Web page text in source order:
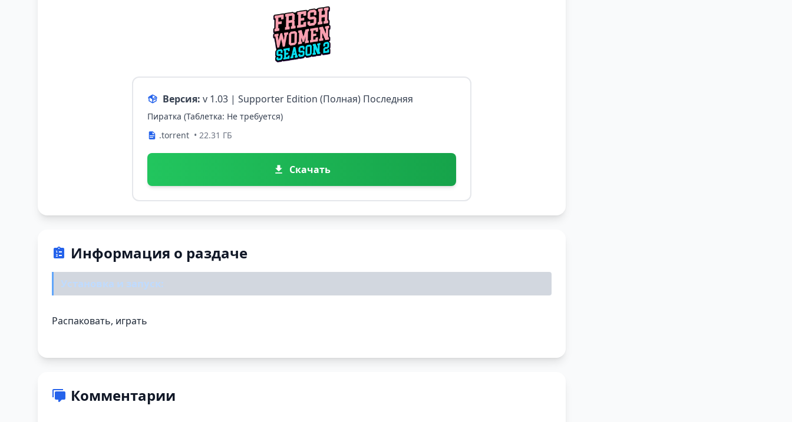
Версия: v 1.03 | Supporter Edition (Полная) Последняя
Пиратка (Таблетка: Не требуется)
.torrent • 22.31 ГБ
Скачать
Информация о раздаче
Установка и запуск:
Распаковать, играть
Комментарии